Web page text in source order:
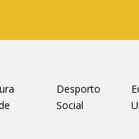
Desporto
Social